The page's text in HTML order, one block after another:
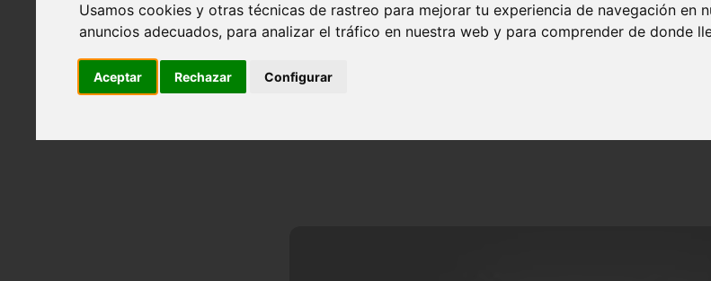
Usamos cookies y otras técnicas de rastreo para mejorar tu experiencia de navegación en
anuncios adecuados, para analizar el tráfico en nuestra web y para comprender de donde
Aceptar Rechazar Configurar